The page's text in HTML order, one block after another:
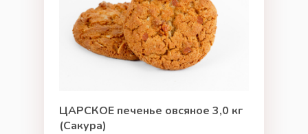
ЦАРСКОЕ печенье овсяное 3,0 кг
(Сакура)